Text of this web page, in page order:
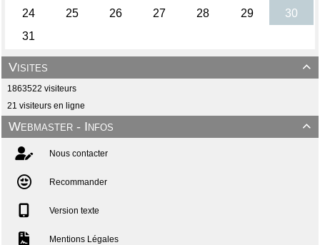

Visites
1863522 visiteurs
21 visiteurs en ligne

Webmaster - Infos
Nous contacter
Recommander
Version texte
Mentions Légales